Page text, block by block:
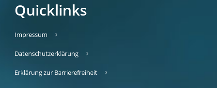
Quicklinks
Impressum
Datenschutzerklärung
Erklärung zur Barrierefreiheit